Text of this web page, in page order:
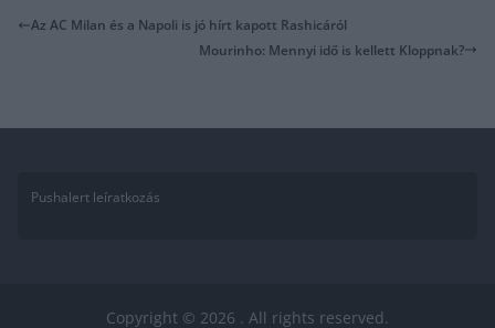
Az AC Milan és a Napoli is jó hírt kapott Rashicáról
Mourinho: Mennyi idő is kellett Kloppnak?
Pushalert leíratkozás
Copyright © 2026 . All rights reserved.